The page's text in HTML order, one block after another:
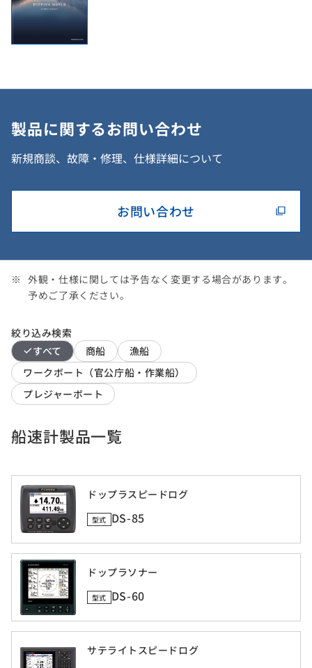
製品に関するお問い合わせ
新規商談、故障・修理、仕様詳細について
お問い合わせ
外観・仕様に関しては予告なく変更する場合があります。
予めご了承ください。
絞り込み検索
すべて
商船
漁船
ワークボート（官公庁船・作業船）
プレジャーボート
船速計製品一覧
ドップラスピードログ
型式 DS-85
ドップラソナー
型式 DS-60
サテライトスピードログ